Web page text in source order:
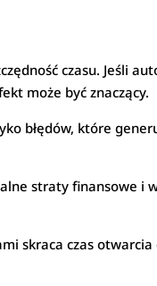
czasu. Jeśli
może być znaczący.
błędów, które
straty finansowe i
skraca czas otwarcia